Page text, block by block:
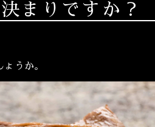
まりですか？
うか。